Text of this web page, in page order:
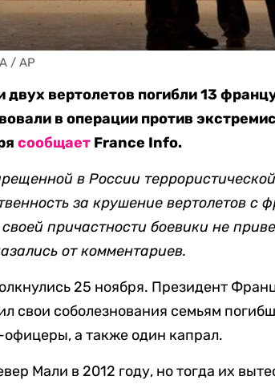
/ AP
двух вертолетов погибли 13
в операции против
сообщает France Info.
в России
за крушение вертолетов с
причастности боевики не
от комментариев.
25 ноября. Президент
свои соболезнования семьям
а также один капрал.
Мали в 2012 году, но тогда их